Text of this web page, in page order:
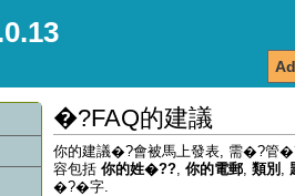
�?FAQ的建議
你的建議�?會被馬上發表, 需�?管
容包括 你的姓�?? 你的電郵 類別
�?�字.